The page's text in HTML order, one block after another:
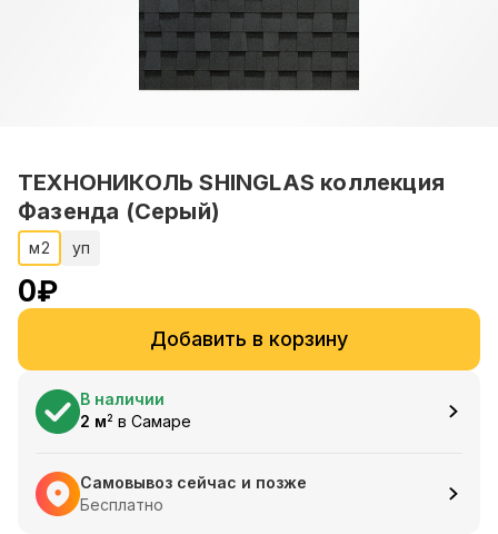
ТЕХНОНИКОЛЬ SHINGLAS коллекция
Фазенда (Серый)
м2 уп
0₽
Добавить в корзину
В наличии
2 м2 в Самаре
Самовывоз сейчас и позже
Бесплатно